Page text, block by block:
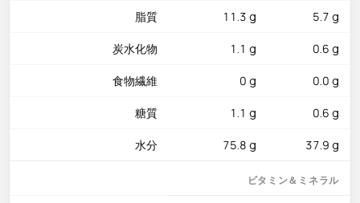
0.89µg（約37%）で赤血球の生成と神経系の健康を支え、リボ
す。ビタミンD 2µg（約13%）は日光を浴びる機会の少ない現
豊富で、脳の発達と記憶力の維持に欠かせない栄養素です。リ
ン198mgは骨と歯の構造に不可欠で、ビタミンA
ロールは372mgですが、健康な人では食事由来のコレステロー
脂質 11.3 g 5.7 g
炭水化物 1.1 g 0.6 g
食物繊維 0 g 0.0 g
糖質 1.1 g 0.6 g
水分 75.8 g 37.9 g
ビタミン＆ミネラル